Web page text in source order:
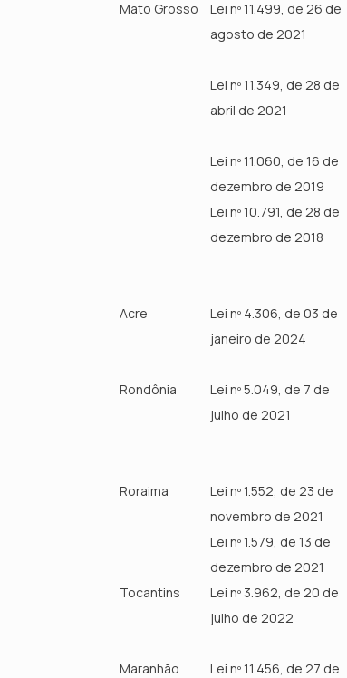
Mato Grosso
Lei nº 11.499, de 26 de
agosto de 2021
Lei nº 11.349, de 28 de
abril de 2021
Lei nº 11.060, de 16 de
dezembro de 2019
Lei nº 10.791, de 28 de
dezembro de 2018
Acre
Lei nº 4.306, de 03 de
janeiro de 2024
Rondônia
Lei nº 5.049, de 7 de
julho de 2021
Roraima
Lei nº 1.552, de 23 de
novembro de 2021
Lei nº 1.579, de 13 de
dezembro de 2021
Tocantins
Lei nº 3.962, de 20 de
julho de 2022
Maranhão
Lei nº 11.456, de 27 de